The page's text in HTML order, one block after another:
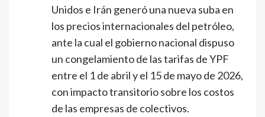
Unidos e Irán generó una nueva suba en
los precios internacionales del petróleo,
ante la cual el gobierno nacional dispuso
un congelamiento de las tarifas de YPF
entre el 1 de abril y el 15 de mayo de 2026,
con impacto transitorio sobre los costos
de las empresas de colectivos.